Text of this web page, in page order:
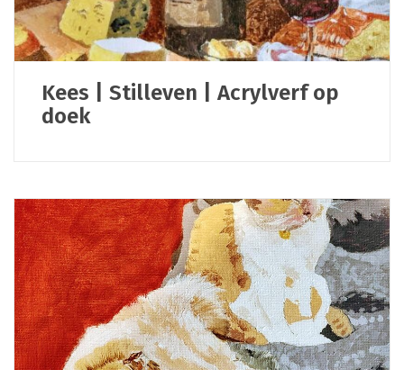
Kees | Stilleven | Acrylverf op
doek